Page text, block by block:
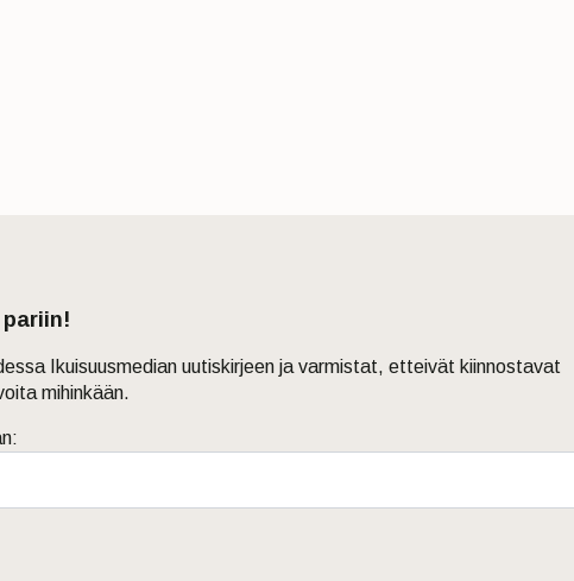
Ikuisuusmedian uutiskirjeen ja varmistat, etteivät kiinnostavat
mihinkään.